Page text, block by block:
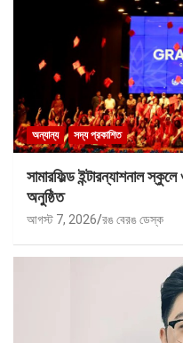
অন্যান্য সদ্য প্রকাশিত
সামারফিল্ড ইন্টারন্যাশনাল
অনুষ্ঠিত
আগস্ট 7, 2026 রঙ বেরঙ ডেস্ক